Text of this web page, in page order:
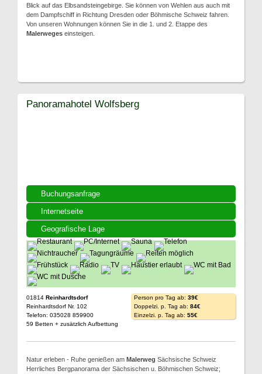
Blick auf das Elbsandsteingebirge. Sie können von Wehlen aus auch mit
dem Dampfschiff in Richtung Dresden oder Böhmische Schweiz fahren.
Von unseren Wohnungen können Sie in die 1. und 2. Etappe des
Malerweges einsteigen.
Buchungsanfrage
Internetseite
Geografische Lage
Panoramahotel Wolfsberg
01814 Reinhardtsdorf
Reinhardtsdorf Nr. 102
Telefon: 035028 859900
59 Betten + zusätzlich Aufbettung
Person pro Tag ab: 39€
Doppelzi. p. Tag ab: 84€
Einzelzi. p. Tag ab: 55€
Natur erleben - Ruhe genießen am Malerweg Sächsische Schweiz
Herrliches Bergpanorama der Sächsischen u. Böhmischen Schweiz;